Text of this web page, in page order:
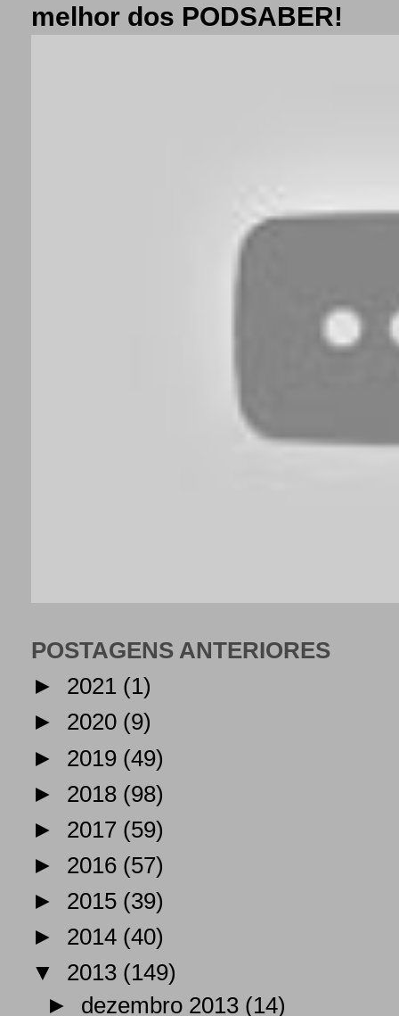
melhor dos PODSABER!
POSTAGENS ANTERIORES
► 2021 (1)
► 2020 (9)
► 2019 (49)
► 2018 (98)
► 2017 (59)
► 2016 (57)
► 2015 (39)
► 2014 (40)
▼ 2013 (149)
► dezembro 2013 (14)